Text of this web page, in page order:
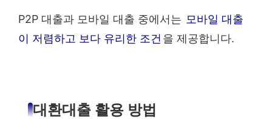
P2P 대출과 모바일 대출 중에서는 모바일 대출
이 저렴하고 보다 유리한 조건 을 제공합니다.
대환대출 활용 방법